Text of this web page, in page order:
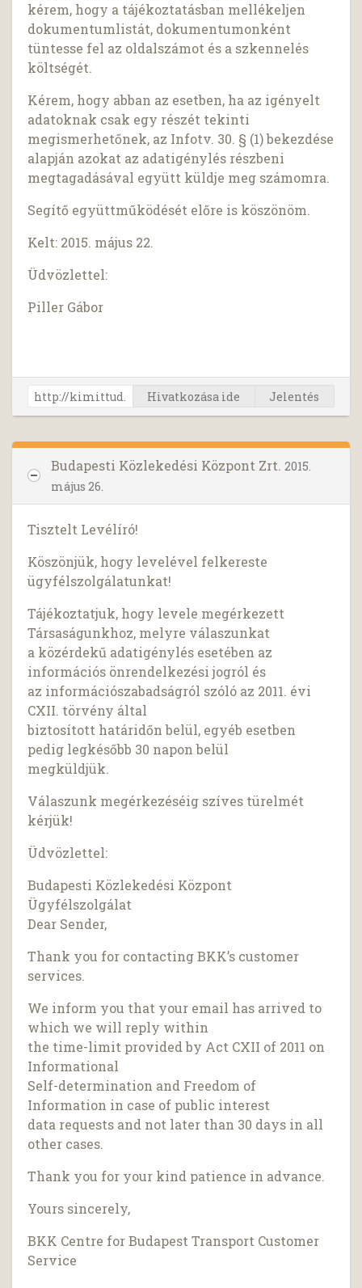
kérem, hogy a tájékoztatásban mellékeljen
dokumentumlistát, dokumentumonként
tüntesse fel az oldalszámot és a szkennelés
költségét.
Kérem, hogy abban az esetben, ha az igényelt
adatoknak csak egy részét tekinti
megismerhetőnek, az Infotv. 30. § (1) bekezdése
alapján azokat az adatigénylés részbeni
megtagadásával együtt küldje meg számomra.
Segítő együttműködését előre is köszönöm.
Kelt: 2015. május 22.
Üdvözlettel:
Piller Gábor
Hivatkozása ide Jelentés
Budapesti Közlekedési Központ Zrt. 2015.
május 26.
Tisztelt Levélíró!
Köszönjük, hogy levelével felkereste
ügyfélszolgálatunkat!
Tájékoztatjuk, hogy levele megérkezett
Társaságunkhoz, melyre válaszunkat
a közérdekű adatigénylés esetében az
információs önrendelkezési jogról és
az információszabadságról szóló az 2011. évi
CXII. törvény által
biztosított határidőn belül, egyéb esetben
pedig legkésőbb 30 napon belül
megküldjük.
Válaszunk megérkezéséig szíves türelmét
kérjük!
Üdvözlettel:
Budapesti Közlekedési Központ
Ügyfélszolgálat
Dear Sender,
Thank you for contacting BKK’s customer
services.
We inform you that your email has arrived to
which we will reply within
the time-limit provided by Act CXII of 2011 on
Informational
Self-determination and Freedom of
Information in case of public interest
data requests and not later than 30 days in all
other cases.
Thank you for your kind patience in advance.
Yours sincerely,
BKK Centre for Budapest Transport Customer
Service